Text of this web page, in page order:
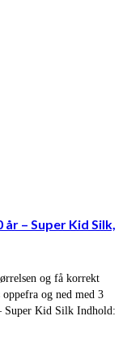
år – Super Kid Silk,
og få korrekt
og ned med 3
Super Kid Silk Indhold: